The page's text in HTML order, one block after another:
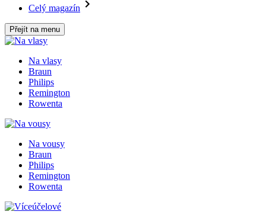
Celý magazín
Přejít na menu
Na vlasy
Braun
Philips
Remington
Rowenta
Na vousy
Braun
Philips
Remington
Rowenta